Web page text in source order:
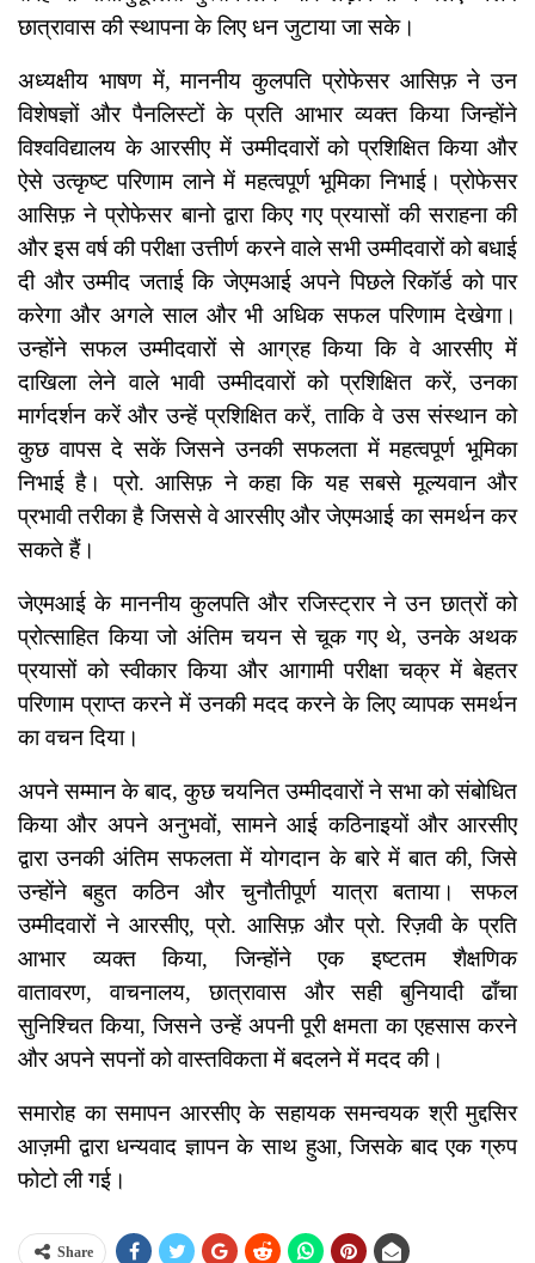
छात्रावास की स्थापना के लिए धन जुटाया जा सके।
अध्यक्षीय भाषण में, माननीय कुलपति प्रोफेसर आसिफ़ ने उन
विशेषज्ञों और पैनलिस्टों के प्रति आभार व्यक्त किया जिन्होंने
विश्वविद्यालय के आरसीए में उम्मीदवारों को प्रशिक्षित किया और
ऐसे उत्कृष्ट परिणाम लाने में महत्वपूर्ण भूमिका निभाई। प्रोफेसर
आसिफ़ ने प्रोफेसर बानो द्वारा किए गए प्रयासों की सराहना की
और इस वर्ष की परीक्षा उत्तीर्ण करने वाले सभी उम्मीदवारों को बधाई
दी और उम्मीद जताई कि जेएमआई अपने पिछले रिकॉर्ड को पार
करेगा और अगले साल और भी अधिक सफल परिणाम देखेगा।
उन्होंने सफल उम्मीदवारों से आग्रह किया कि वे आरसीए में
दाखिला लेने वाले भावी उम्मीदवारों को प्रशिक्षित करें, उनका
मार्गदर्शन करें और उन्हें प्रशिक्षित करें, ताकि वे उस संस्थान को
कुछ वापस दे सकें जिसने उनकी सफलता में महत्वपूर्ण भूमिका
निभाई है। प्रो. आसिफ़ ने कहा कि यह सबसे मूल्यवान और
प्रभावी तरीका है जिससे वे आरसीए और जेएमआई का समर्थन कर
सकते हैं।
जेएमआई के माननीय कुलपति और रजिस्ट्रार ने उन छात्रों को
प्रोत्साहित किया जो अंतिम चयन से चूक गए थे, उनके अथक
प्रयासों को स्वीकार किया और आगामी परीक्षा चक्र में बेहतर
परिणाम प्राप्त करने में उनकी मदद करने के लिए व्यापक समर्थन
का वचन दिया।
अपने सम्मान के बाद, कुछ चयनित उम्मीदवारों ने सभा को संबोधित
किया और अपने अनुभवों, सामने आई कठिनाइयों और आरसीए
द्वारा उनकी अंतिम सफलता में योगदान के बारे में बात की, जिसे
उन्होंने बहुत कठिन और चुनौतीपूर्ण यात्रा बताया। सफल
उम्मीदवारों ने आरसीए, प्रो. आसिफ़ और प्रो. रिज़वी के प्रति
आभार व्यक्त किया, जिन्होंने एक इष्टतम शैक्षणिक
वातावरण, वाचनालय, छात्रावास और सही बुनियादी ढाँचा
सुनिश्चित किया, जिसने उन्हें अपनी पूरी क्षमता का एहसास करने
और अपने सपनों को वास्तविकता में बदलने में मदद की।
समारोह का समापन आरसीए के सहायक समन्वयक श्री मुद्दसिर
आज़मी द्वारा धन्यवाद ज्ञापन के साथ हुआ, जिसके बाद एक ग्रुप
फोटो ली गई।
Share